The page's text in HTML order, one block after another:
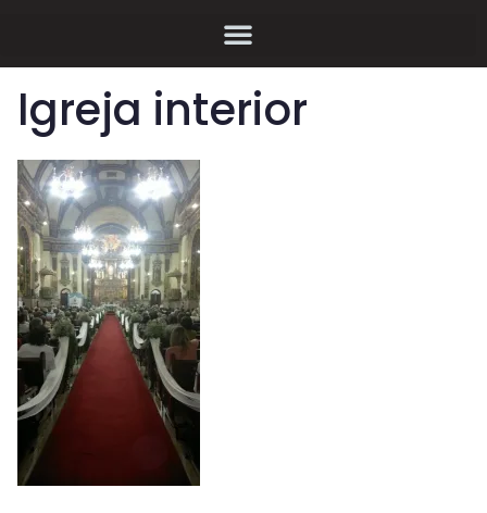
Igreja interior